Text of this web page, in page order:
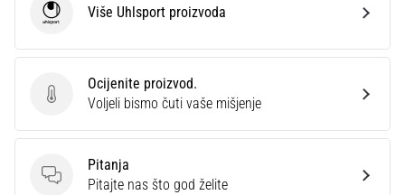
Ocijenite proizvod.
Ocijenite proizvod.
Voljeli bismo čuti vaše mišjenje
Pitanja
Pitanja
Pitajte nas što god želite
UhlsportViše Uhlsport proizvoda